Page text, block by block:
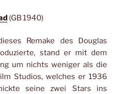
(GB 1940)
Remake des Douglas
stand er mit dem
um nichts weniger als die
Studios, welches er 1936
seine zwei Stars ins